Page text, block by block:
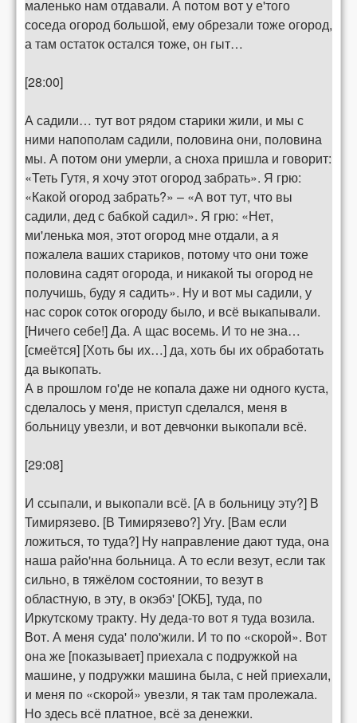
маленько нам отдавали. А потом вот у е'того
соседа огород большой, ему обрезали тоже огород,
а там остаток остался тоже, он гыт…
[28:00]
А садили… тут вот рядом старики жили, и мы с
ними напополам садили, половина они, половина
мы. А потом они умерли, а сноха пришла и говорит:
«Теть Гутя, я хочу этот огород забрать». Я грю:
«Какой огород забрать?» – «А вот тут, что вы
садили, дед с бабкой садил». Я грю: «Нет,
ми'ленька моя, этот огород мне отдали, а я
пожалела ваших стариков, потому что они тоже
половина садят огорода, и никакой ты огород не
получишь, буду я садить». Ну и вот мы садили, у
нас сорок соток огороду было, и всё выкапывали.
[Ничего себе!] Да. А щас восемь. И то не зна…
[смеётся] [Хоть бы их…] да, хоть бы их обработать
да выкопать.
А в прошлом го'де не копала даже ни одного куста,
сделалось у меня, приступ сделался, меня в
больницу увезли, и вот девчонки выкопали всё.
[29:08]
И ссыпали, и выкопали всё. [А в больницу эту?] В
Тимирязево. [В Тимирязево?] Угу. [Вам если
ложиться, то туда?] Ну направление дают туда, она
наша райо'нна больница. А то если везут, если так
сильно, в тяжёлом состоянии, то везут в
областную, в эту, в окэбэ' [ОКБ], туда, по
Иркутскому тракту. Ну деда-то вот я туда возила.
Вот. А меня суда' поло'жили. И то по «скорой». Вот
она же [показывает] приехала с подружкой на
машине, у подружки машина была, с ней приехали,
и меня по «скорой» увезли, я так там пролежала.
Но здесь всё платное, всё за денежки.